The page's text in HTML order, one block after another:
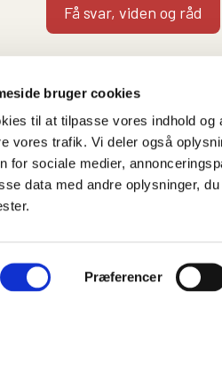
bruger cookies
til at tilpasse vores indhold
vores trafik. Vi deler også
for sociale medier,
data med andre oplysninger,
Præferencer
Få svar, viden og råd
Følg os på
Twitter
Instagram